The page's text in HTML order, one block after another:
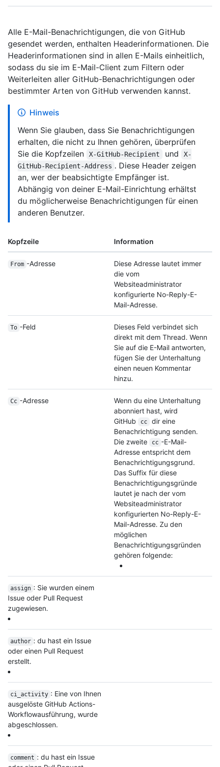
Alle E-Mail-Benachrichtigungen, die von GitHub
gesendet werden, enthalten Headerinformationen. Die
Headerinformationen sind in allen E-Mails einheitlich,
sodass du sie im E-Mail-Client zum Filtern oder
Weiterleiten aller GitHub-Benachrichtigungen oder
bestimmter Arten von GitHub verwenden kannst.
Hinweis
Wenn Sie glauben, dass Sie Benachrichtigungen
erhalten, die nicht zu Ihnen gehören, überprüfen
Sie die Kopfzeilen
X-GitHub-Recipient und
X-
GitHub-Recipient-Address . Diese Header zeigen
an, wer der beabsichtigte Empfänger ist.
Abhängig von deiner E-Mail-Einrichtung erhältst
du möglicherweise Benachrichtigungen für einen
anderen Benutzer.
Kopfzeile Information
From -Adresse
Diese Adresse lautet immer
die vom
Websiteadministrator
konfigurierte No-Reply-E-
Mail-Adresse.
To -Feld
Dieses Feld verbindet sich
direkt mit dem Thread. Wenn
Sie auf die E-Mail antworten,
fügen Sie der Unterhaltung
einen neuen Kommentar
hinzu.
Cc -Adresse
Wenn du eine Unterhaltung
abonniert hast, wird
GitHub
cc
dir eine
Benachrichtigung senden.
Die zweite
cc -E-Mail-
Adresse entspricht dem
Benachrichtigungsgrund.
Das Suffix für diese
Benachrichtigungsgründe
lautet je nach der vom
Websiteadministrator
konfigurierten No-Reply-E-
Mail-Adresse. Zu den
möglichen
Benachrichtigungsgründen
gehören folgende:
assign : Sie wurden einem
Issue oder Pull Request
zugewiesen.
author : du hast ein Issue
oder einen Pull Request
erstellt.
ci_activity : Eine von Ihnen
ausgelöste GitHub Actions-
Workflowausführung, wurde
abgeschlossen.
comment : du hast ein Issue